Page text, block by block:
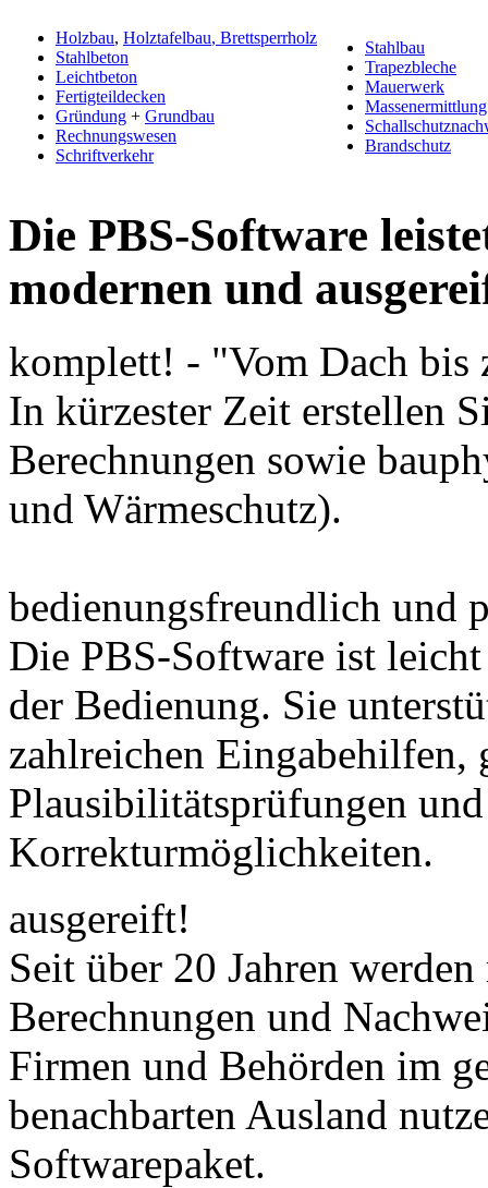
Holzbau, Holztafelbau, Brettsperrholz
Stahlbeton
Leichtbeton
Fertigteildecken
Gründung + Grundbau
Rechnungswesen
Schriftverkehr
Stahlbau
Trapezbleche
Mauerwerk
Massenermittlung
Brandschutz
Die PBS-Software
modernen und
komplett! - "Vom Dach bis
In kürzester Zeit erstellen
Berechnungen sowie
und Wärmeschutz).
bedienungsfreundlich und
Die PBS-Software ist
der Bedienung. Sie
zahlreichen
Plausibilitätsprüfungen
Korrekturmöglichkeiten.
ausgereift!
Seit über 20 Jahren
Berechnungen und
Firmen und Behörden im
benachbarten Ausland
Softwarepaket.